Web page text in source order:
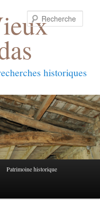
historiques
Patrimoine historique